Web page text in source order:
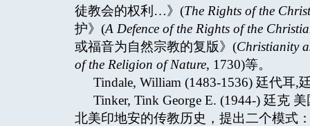
徒教会的权利…》(The Rights of the
护》(A Defence of the Rights of the
或福音为自然宗教的复版》(Christianity
of the Religion of Nature, 1730)等。
Tindale, William (1483-1536) 廷代耳,
Tinker, Tink George E. (1944-) 廷克
北美印地安的传教历史，提出二个模式